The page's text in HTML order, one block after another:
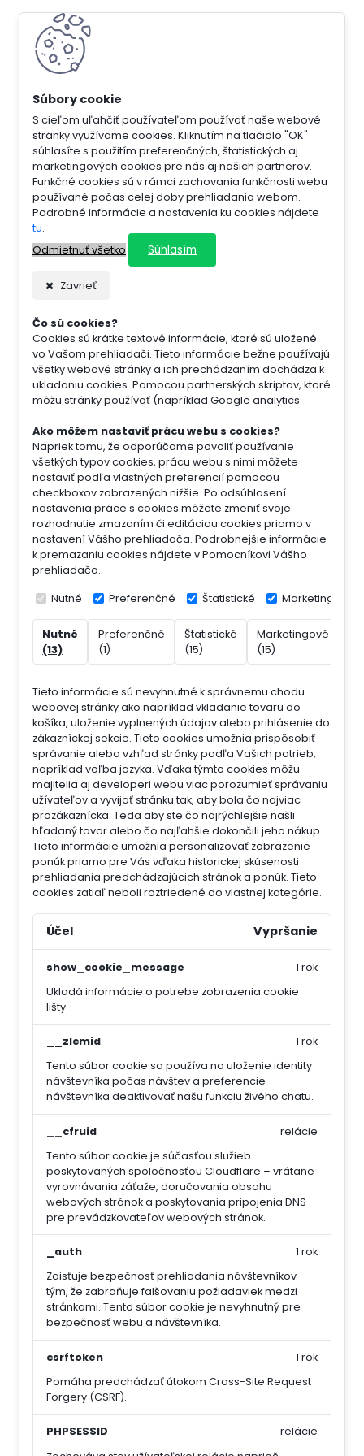
S cieľom uľahčiť používateľom používať naše webové
stránky využívame cookies. Kliknutím na tlačidlo "OK"
súhlasíte s použitím preferenčných, štatistických aj
marketingových cookies pre nás aj našich partnerov.
Funkčné cookies sú v rámci zachovania funkčnosti webu
používané počas celej doby prehliadania webom.
Podrobné informácie a nastavenia ku cookies nájdete
tu.
Odmietnuť všetko
Súhlasím
Zavrieť
Čo sú cookies?
Cookies sú krátke textové informácie, ktoré sú uložené
vo Vašom prehliadači. Tieto informácie bežne používajú
všetky webové stránky a ich prechádzaním dochádza k
ukladaniu cookies. Pomocou partnerských skriptov, ktoré
môžu stránky používať (napríklad Google analytics
Ako môžem nastaviť prácu webu s cookies?
Napriek tomu, že odporúčame povoliť používanie
všetkých typov cookies, prácu webu s nimi môžete
nastaviť podľa vlastných preferencií pomocou
checkboxov zobrazených nižšie. Po odsúhlasení
nastavenia práce s cookies môžete zmeniť svoje
rozhodnutie zmazaním či editáciou cookies priamo v
nastavení Vášho prehliadača. Podrobnejšie informácie
k premazaniu cookies nájdete v Pomocníkovi Vášho
prehliadača.
Nutné Preferenčné Štatistické Marketingové
Nutné
(13)
Preferenčné
(1)
Štatistické
(15)
Marketingové
(15)
Tieto informácie sú nevyhnutné k správnemu chodu
webovej stránky ako napríklad vkladanie tovaru do
košíka, uloženie vyplnených údajov alebo prihlásenie do
zákazníckej sekcie. Tieto cookies umožnia prispôsobiť
správanie alebo vzhľad stránky podľa Vašich potrieb,
napríklad voľba jazyka. Vďaka týmto cookies môžu
majitelia aj developeri webu viac porozumieť správaniu
užívateľov a vyvijať stránku tak, aby bola čo najviac
prozákaznícka. Teda aby ste čo najrýchlejšie našli
hľadaný tovar alebo čo najľahšie dokončili jeho nákup.
Tieto informácie umožnia personalizovať zobrazenie
ponúk priamo pre Vás vďaka historickej skúsenosti
prehliadania predchádzajúcich stránok a ponúk. Tieto
cookies zatiaľ neboli roztriedené do vlastnej kategórie.
Účel Vypršanie
show_cookie_message
Ukladá informácie o potrebe zobrazenia cookie
lišty
1 rok
__zlcmid
Tento súbor cookie sa používa na uloženie identity
návštevníka počas návštev a preferencie
návštevníka deaktivovať našu funkciu živého chatu.
1 rok
__cfruid
Tento súbor cookie je súčasťou služieb
poskytovaných spoločnosťou Cloudflare – vrátane
vyrovnávania záťaže, doručovania obsahu
webových stránok a poskytovania pripojenia DNS
pre prevádzkovateľov webových stránok.
relácie
_auth
Zaisťuje bezpečnosť prehliadania návštevníkov
tým, že zabraňuje falšovaniu požiadaviek medzi
stránkami. Tento súbor cookie je nevyhnutný pre
bezpečnosť webu a návštevníka.
1 rok
csrftoken
Pomáha predchádzať útokom Cross-Site Request
Forgery (CSRF).
1 rok
PHPSESSID
relácie